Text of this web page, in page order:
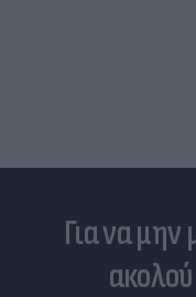
Για να μην